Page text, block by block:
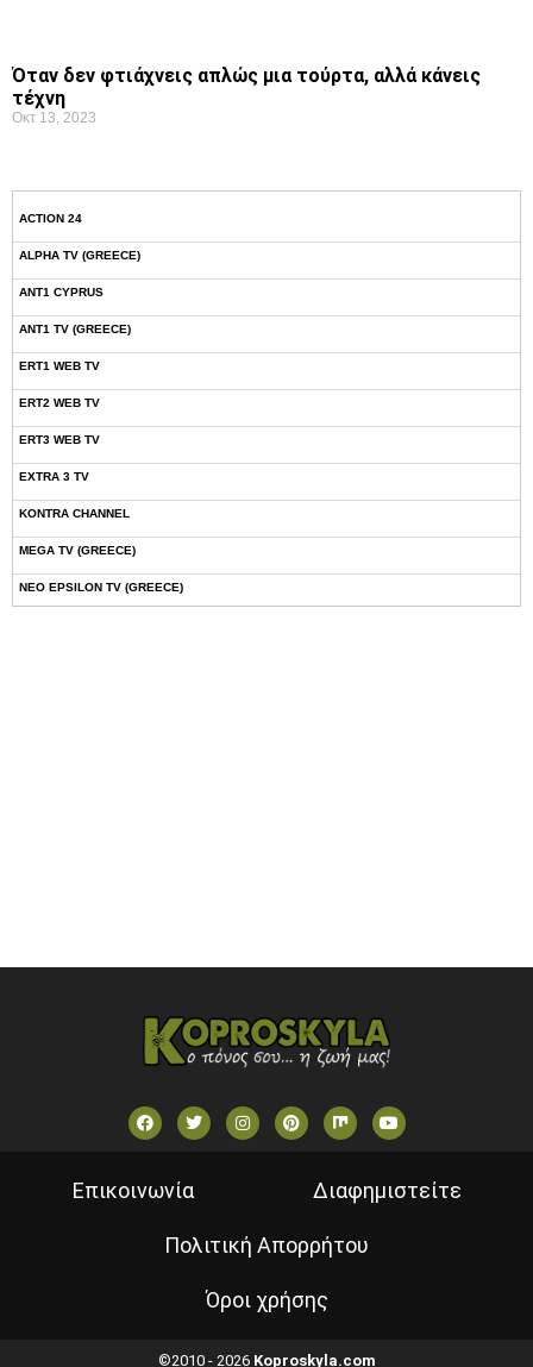
Όταν δεν φτιάχνεις απλώς μια τούρτα, αλλά κάνεις
τέχνη
Οκτ 13, 2023
ACTION 24
ALPHA TV (GREECE)
ANT1 CYPRUS
ANT1 TV (GREECE)
ERT1 WEB TV
ERT2 WEB TV
ERT3 WEB TV
EXTRA 3 TV
KONTRA CHANNEL
MEGA TV (GREECE)
NEO EPSILON TV (GREECE)
Επικοινωνία Διαφημιστείτε
Πολιτική Απορρήτου
Όροι χρήσης
©2010 - 2026 Koproskyla.com